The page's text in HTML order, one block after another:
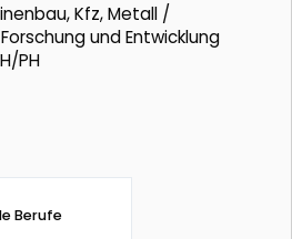
Kfz, Metall /
und Entwicklung
PH
Berufe